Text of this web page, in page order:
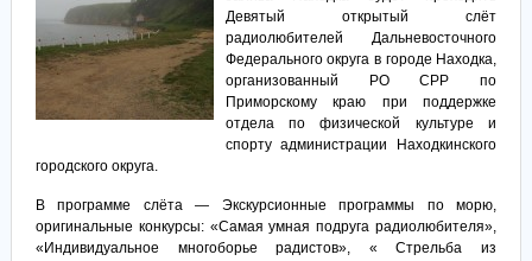
Девятый открытый слёт
радиолюбителей Дальневосточного
Федерального округа в городе Находка,
организованный РО СРР по
Приморскому краю при поддержке
отдела по физической культуре и
спорту администрации Находкинского
городского округа.
В программе слёта — Экскурсионные программы по морю,
оригинальные конкурсы: «Самая умная подруга радиолюбителя»,
«Индивидуальное многоборье радистов», « Стрельба из